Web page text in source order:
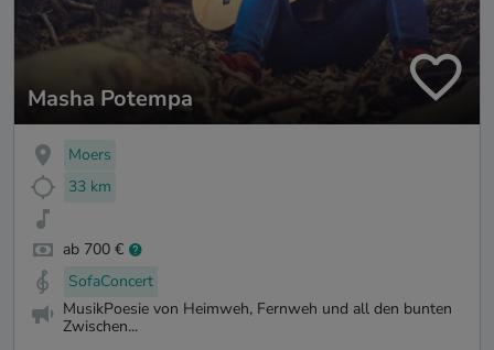
Masha Potempa
Moers
33 km
ab 700 €
SofaConcert
MusikPoesie von Heimweh, Fernweh und all den bunten
Zwischen...